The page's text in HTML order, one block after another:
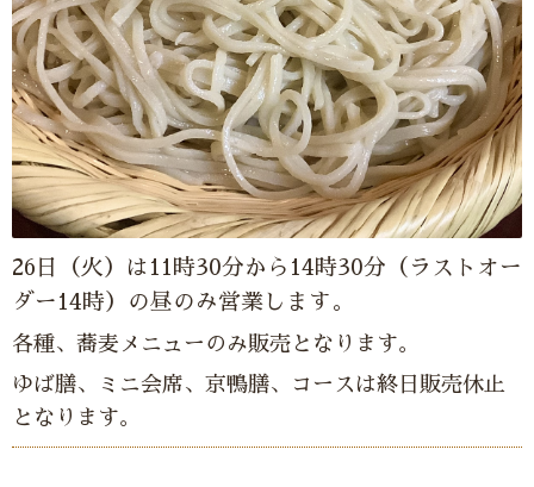
26日（火）は11時30分から14時30分（ラストオー
ダー14時）の昼のみ営業します。
各種、蕎麦メニューのみ販売となります。
ゆば膳、ミニ会席、京鴨膳、コースは終日販売休止
となります。